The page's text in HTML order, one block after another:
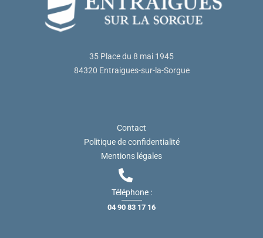
35 Place du 8 mai 1945
84320 Entraigues-sur-la-Sorgue
Contact
Politique de confidentialité
Mentions légales
Téléphone :
04 90 83 17 16